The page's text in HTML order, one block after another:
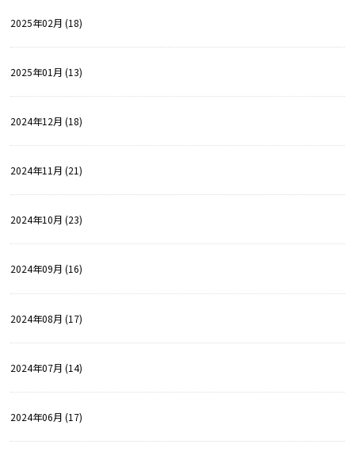
2025年02月 (18)
2025年01月 (13)
2024年12月 (18)
2024年11月 (21)
2024年10月 (23)
2024年09月 (16)
2024年08月 (17)
2024年07月 (14)
2024年06月 (17)